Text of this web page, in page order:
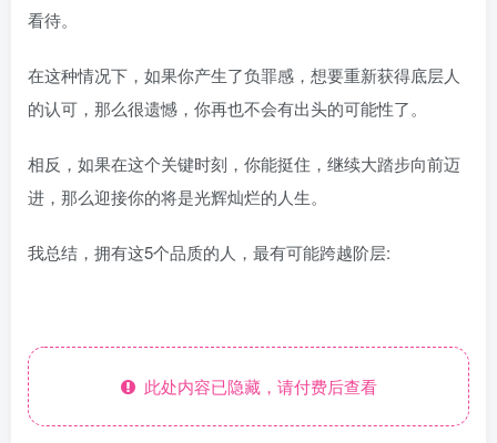
看待。
在这种情况下，如果你产生了负罪感，想要重新获得底层人
的认可，那么很遗憾，你再也不会有出头的可能性了。
相反，如果在这个关键时刻，你能挺住，继续大踏步向前迈
进，那么迎接你的将是光辉灿烂的人生。
我总结，拥有这5个品质的人，最有可能跨越阶层:
此处内容已隐藏，请付费后查看